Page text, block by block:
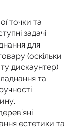
точки та
задачі:
для
(оскільки
дискаунтер)
та
естетики та